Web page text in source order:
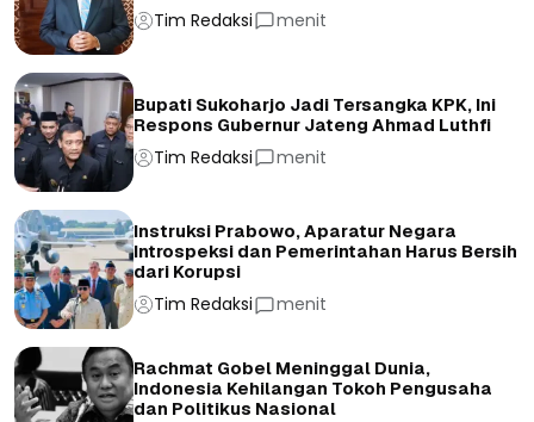
Tim Redaksi menit
Bupati Sukoharjo Jadi Tersangka KPK, Ini
Respons Gubernur Jateng Ahmad Luthfi
Tim Redaksi menit
Instruksi Prabowo, Aparatur Negara
Introspeksi dan Pemerintahan Harus Bersih
dari Korupsi
Tim Redaksi menit
Rachmat Gobel Meninggal Dunia,
Indonesia Kehilangan Tokoh Pengusaha
dan Politikus Nasional